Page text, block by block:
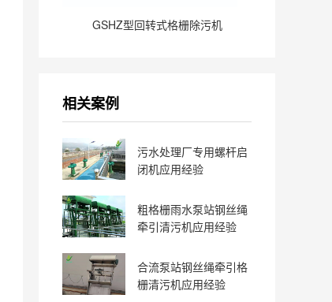
GSHZ型回转式格栅除污机
相关案例
污水处理厂专用螺杆启
闭机应用经验
粗格栅雨水泵站钢丝绳
牵引清污机应用经验
合流泵站钢丝绳牵引格
栅清污机应用经验